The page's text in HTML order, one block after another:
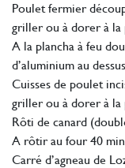
Poulet fermier
griller ou à dorer à la
A la plancha à feu
d’aluminium au dessus
Cuisses de poulet
griller ou à dorer à la
Rôti de canard
A rôtir au four 40
Carré d’agneau de